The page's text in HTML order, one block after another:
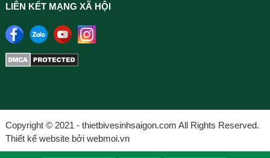
LIÊN KẾT MẠNG XÃ HỘI
Copyright © 2021 - thietbivesinhsaigon.com All Rights Reserved.
Thiết kế website bởi webmoi.vn